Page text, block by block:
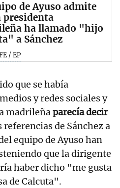
de Ayuso admite
presidenta
ha llamado "hijo
a Sánchez
/ EP
que se había
y redes sociales y
madrileñaparecía decir
referencias de Sánchez a
equipo de Ayuso han
que la dirigente
haber dicho "me gusta
de Calcuta".